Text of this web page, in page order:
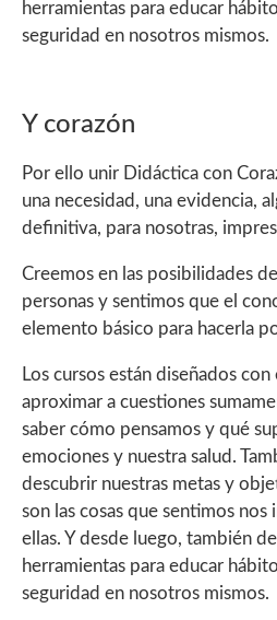
herramientas para educar
seguridad en nosotros mismos.
Y corazón
Por ello unir Didáctica con
una necesidad, una evidencia,
definitiva, para nosotras,
Creemos en las posibilidades
personas y sentimos que el
elemento básico para hacerla
Los cursos están diseñados
aproximar a cuestiones
saber cómo pensamos y qué
emociones y nuestra salud.
descubrir nuestras metas y
son las cosas que sentimos nos
ellas. Y desde luego, también
herramientas para educar
seguridad en nosotros mismos.